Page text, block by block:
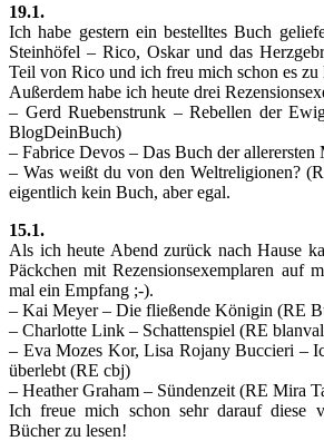
19.1.
Ich habe gestern ein bestelltes Buch
Steinhöfel – Rico, Oskar und das
Teil von Rico und ich freu mich schon es zu
Außerdem habe ich heute drei
– Gerd Ruebenstrunk – Rebellen der
BlogDeinBuch)
– Fabrice Devos – Das Buch der
– Was weißt du von den Weltreligionen?
eigentlich kein Buch, aber egal.
15.1.
Als ich heute Abend zurück nach Hause
Päckchen mit Rezensionsexemplaren auf
mal ein Empfang ;-).
– Kai Meyer – Die fließende Königin (RE
– Charlotte Link – Schattenspiel (RE
– Eva Mozes Kor, Lisa Rojany Buccieri –
überlebt (RE cbj)
– Heather Graham – Sündenzeit (RE Mira
Ich freue mich schon sehr darauf diese
Bücher zu lesen!